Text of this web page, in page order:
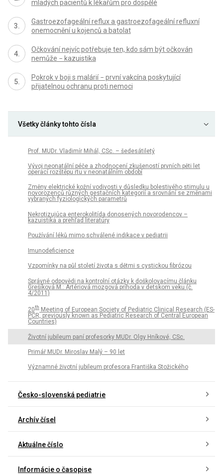
mladých pacientů k lékařům pro dospělé
Gastroezofageální reflux a gastroezofageální refluxní
onemocnění u kojenců a batolat
Očkování nejvíc potřebuje ten, kdo sám být očkován
nemůže − kazuistika
Pokrok v boji s malárií − první vakcína poskytující
přijatelnou ochranu proti nemoci
Všetky články tohto čísla
Prof. MUDr. Vladimír Mihál, CSc. – šedesátiletý
Vývoj neonatální péče a zhodnocení zkušeností prvních pěti let
operací rozštěpu rtu v neonatálním období
Změny elektrické kožní vodivosti v důsledku bolestivého stimulu u
novorozenců různých gestačních kategorií a srovnání se změnami
vybraných fyziologických parametrů
Nekrotizujúca enterokolitída donosených novorodencov –
kazuistika a prehľad literatúry
Používání léků mimo schválené indikace v pediatrii
Imunodeficience
Vzpomínky na půl století života s dětmi s cystickou fibrózou
Správné odpovědi na kontrolní otázky k doškolovacímu článku
Grešíková M.: Artériová mozgová príhoda v detskom veku (č.
4/2011)
20th Meeting of European Society of Pediatric Clinical Research (ES-
PCR, previously known as Pediatric Research of Central European
Countries)
Životní jubileum paní profesorky MUDr. Olgy Hníkové, CSc.
Primář MUDr. Miroslav Malý – 90 let
Významné životní jubileum profesora Františka Stožického
Česko-slovenská pediatrie
Archív čísel
Aktuálne číslo
Informácie o časopise